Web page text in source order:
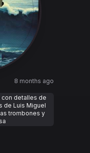
8 months ago
con detalles de
de Luis Miguel
trombones y